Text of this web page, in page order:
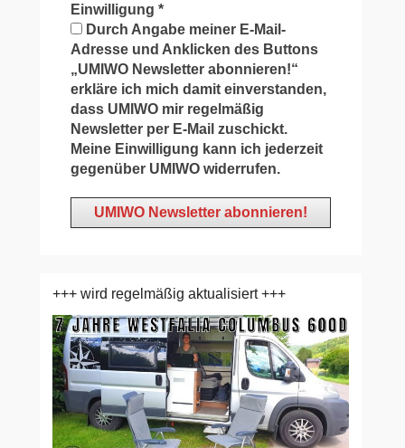
Einwilligung*
Durch Angabe meiner E-Mail-
Adresse und Anklicken des Buttons
„UMIWO Newsletter abonnieren!“
erkläre ich mich damit einverstanden,
dass UMIWO mir regelmäßig
Newsletter per E-Mail zuschickt.
Meine Einwilligung kann ich jederzeit
gegenüber UMIWO widerrufen.
+++ wird regelmäßig aktualisiert +++